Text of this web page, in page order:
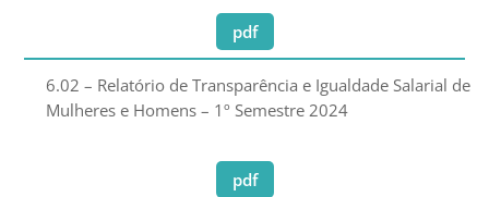
pdf
6.02 – Relatório de Transparência e Igualdade Salarial de
Mulheres e Homens – 1º Semestre 2024
pdf